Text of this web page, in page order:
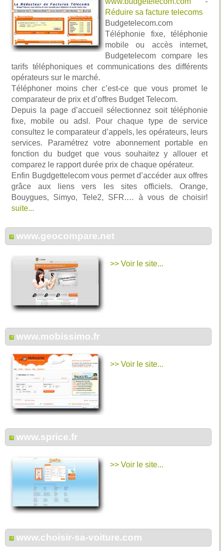
Réduire sa facture telecoms
Budgetelecom.com
Téléphonie fixe, téléphonie
mobile ou accès internet,
Budgetelecom compare les
tarifs téléphoniques et communications des différents
opérateurs sur le marché.
Téléphoner moins cher c’est-ce que vous promet le
comparateur de prix et d’offres Budget Telecom.
Depuis la page d’accueil sélectionnez soit téléphonie
fixe, mobile ou adsl. Pour chaque type de service
consultez le comparateur d’appels, les opérateurs, leurs
services. Paramétrez votre abonnement portable en
fonction du budget que vous souhaitez y allouer et
comparez le rapport durée prix de chaque opérateur.
Enfin Bugdgettelecom vous permet d’accéder aux offres
grâce aux liens vers les sites officiels. Orange,
Bouygues, Simyo, Tele2, SFR.… à vous de choisir!
suite...
www.geocompare.net
>> Voir le site...
www.mobissimo.fr
>> Voir le site...
www.sprice.fr
>> Voir le site...
www.choisir-sa-voiture.com